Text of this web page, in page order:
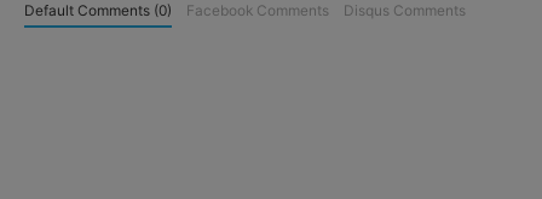
Default Comments (0) Facebook Comments Disqus Comments